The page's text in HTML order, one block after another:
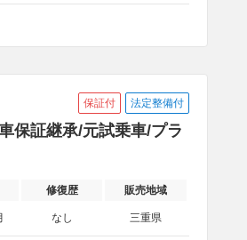
保証付 法定整備付
保証継承/元試乗車/プラ
修復歴 販売地域
なし 三重県